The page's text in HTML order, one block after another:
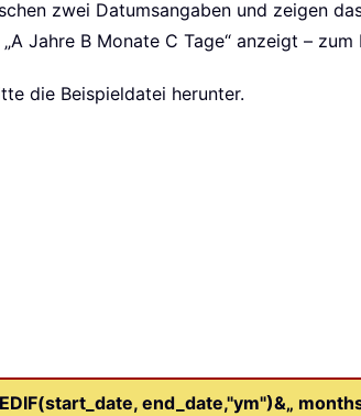
zwei Datumsangaben und zeigen
Jahre B Monate C Tage“ anzeigt – zum
die Beispieldatei herunter.
end_date,"ym")&„